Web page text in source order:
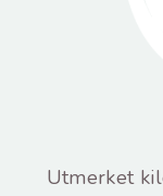
Utmerket